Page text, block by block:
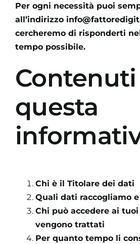
Per ogni necessità puoi
all’indirizzo
cercheremo di risponderti
tempo possibile.
questa
Chi è il Titolare dei dati
Quali dati raccogliamo
Chi può accedere ai
vengono trattati
Per quanto tempo li